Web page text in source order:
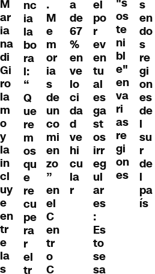
M
ar
ia
na
di
Gi
ro
la
m
o
y
la
in
cl
uy
e
en
tr
e
la
s
nc
ia
la
bo
ra
l:
“
Q
ue
re
m
os
qu
e
re
cu
pe
ra
r
el
tr
.
M
e
m
or
ia
s
de
un
co
mi
en
zo
”
en
el
C
en
tr
o
C
a
de
67
%
en
ve
lo
ci
da
d
ve
hi
cu
la
r
el
po
r
ev
en
tu
al
es
ga
st
os
irr
eg
ul
ar
es
:
Es
to
se
sa
os
te
ni
bl
e"
en
va
ri
as
re
gi
on
es
s
en
do
s
re
gi
on
es
de
l
su
r
de
l
pa
ís